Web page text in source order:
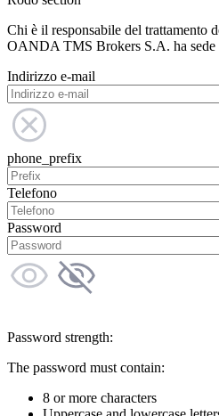
Chi è il responsabile del trattamento
OANDA TMS Brokers S.A. ha sede
Indirizzo e-mail
phone_prefix
Telefono
Password
Password strength:
The password must contain:
8 or more characters